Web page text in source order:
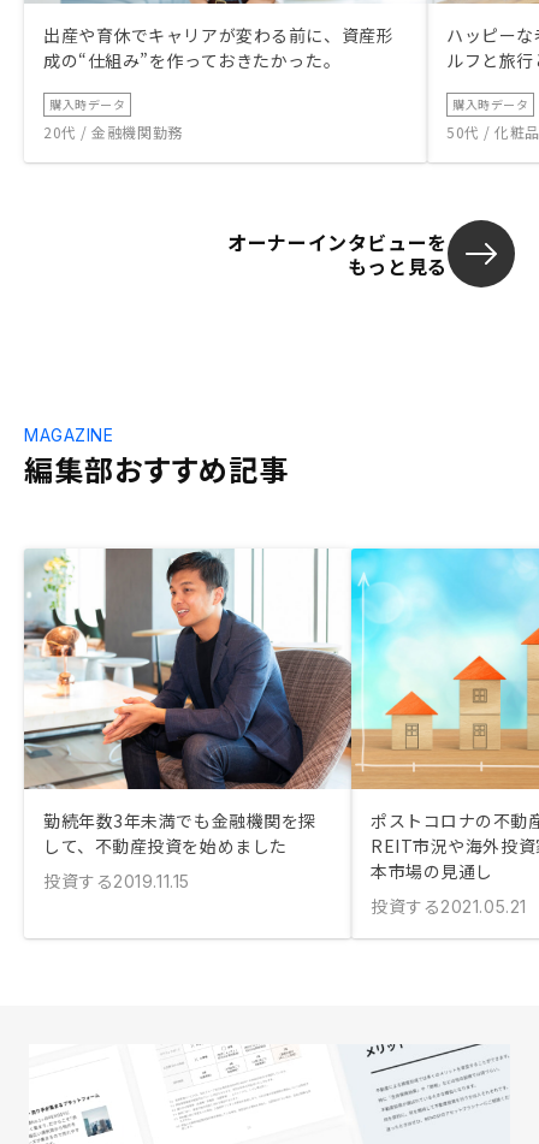
明があったが、結局購入した物件の何がそ
んなによいのかは抽象度が高い説明のみ
で、他との比較もない、判断できないの
で、個人的には納得感は薄い。 グループ
一貫での体制については、価格メリットも
大きく、他社と比較しても明らかに良いと
スの開示がないので、納得感はあまりな
い。全体の入居率の実績のみにしか顧客に
し、わずかな%の差しかないので、そこを
売りにしているわりには、詳細の説明が薄
出産や育休でキャリアが変わる前に、資産形
成の“仕組み”を作っておきたかった。
購入時データ
20代 / 金融機関勤務
ハッピー
ルフと旅
購入時データ
50代 / 化粧
オーナーインタビューを
もっと見る
編集部おすすめ記事
MAGAZINE
勤続年数3年未満でも金融機関を探
して、不動産投資を始めました
投資する2019.11.15
ポストコロナの不動
REIT市況や海外投
本市場の見通し
投資する2021.05.21